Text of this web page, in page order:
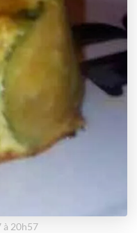
à 20h57